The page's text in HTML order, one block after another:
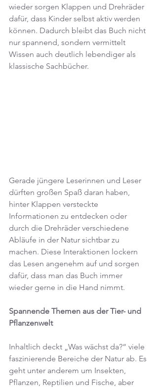
wieder sorgen Klappen und Drehräder
dafür, dass Kinder selbst aktiv werden
können. Dadurch bleibt das Buch nicht
nur spannend, sondern vermittelt
Wissen auch deutlich lebendiger als
klassische Sachbücher.
Gerade jüngere Leserinnen und Leser
dürften großen Spaß daran haben,
hinter Klappen versteckte
Informationen zu entdecken oder
durch die Drehräder verschiedene
Abläufe in der Natur sichtbar zu
machen. Diese Interaktionen lockern
das Lesen angenehm auf und sorgen
dafür, dass man das Buch immer
wieder gerne in die Hand nimmt.
Spannende Themen aus der Tier- und
Pflanzenwelt
Inhaltlich deckt „Was wächst da?“ viele
faszinierende Bereiche der Natur ab. Es
geht unter anderem um Insekten,
Pflanzen, Reptilien und Fische, aber